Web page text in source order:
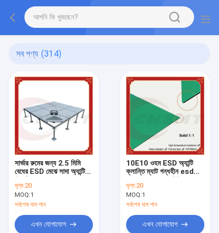
সব পণ্য (314)
সার্ভার রুমের জন্য 2.5 মিমি
বেধের ESD মেঝে সাদা অ্যান্টি
মূল্য:20
MOQ:1
সর্বশেষ দাম পান
এখন যোগাযোগ
10E10 ওহম ESD অ্যান্টি
ক্লান্তি ম্যাট গন্ধহীন esd
মূল্য:20
MOQ:1
সর্বশেষ দাম পান
এখন যোগাযোগ